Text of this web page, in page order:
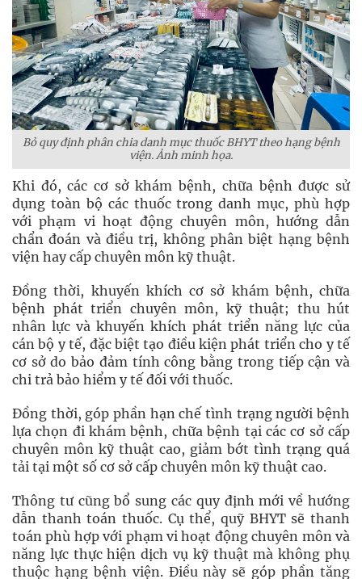
Bỏ quy định phân chia danh mục thuốc BHYT theo hạng bệnh
viện. Ảnh minh họa.
Khi đó, các cơ sở khám bệnh, chữa bệnh được sử
dụng toàn bộ các thuốc trong danh mục, phù hợp
với phạm vi hoạt động chuyên môn, hướng dẫn
chẩn đoán và điều trị, không phân biệt hạng bệnh
viện hay cấp chuyên môn kỹ thuật.
Đồng thời, khuyến khích cơ sở khám bệnh, chữa
bệnh phát triển chuyên môn, kỹ thuật; thu hút
nhân lực và khuyến khích phát triển năng lực của
cán bộ y tế, đặc biệt tạo điều kiện phát triển cho y tế
cơ sở do bảo đảm tính công bằng trong tiếp cận và
chi trả bảo hiểm y tế đối với thuốc.
Đồng thời, góp phần hạn chế tình trạng người bệnh
lựa chọn đi khám bệnh, chữa bệnh tại các cơ sở cấp
chuyên môn kỹ thuật cao, giảm bớt tình trạng quá
tải tại một số cơ sở cấp chuyên môn kỹ thuật cao.
Thông tư cũng bổ sung các quy định mới về hướng
dẫn thanh toán thuốc. Cụ thể, quỹ BHYT sẽ thanh
toán phù hợp với phạm vi hoạt động chuyên môn và
năng lực thực hiện dịch vụ kỹ thuật mà không phụ
thuộc hạng bệnh viện. Điều này sẽ góp phần tăng